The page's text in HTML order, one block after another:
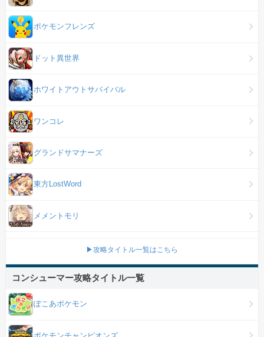
ポケモンフレンズ
ドット異世界
ホワイトアウトサバイバル
ワンコレ
グランドサマナーズ
東方LostWord
メメントモリ
▶攻略タイトル一覧はこちら
コンシューマー攻略タイトル一覧
ぽこあポケモン
ポケモンチャンピオンズ